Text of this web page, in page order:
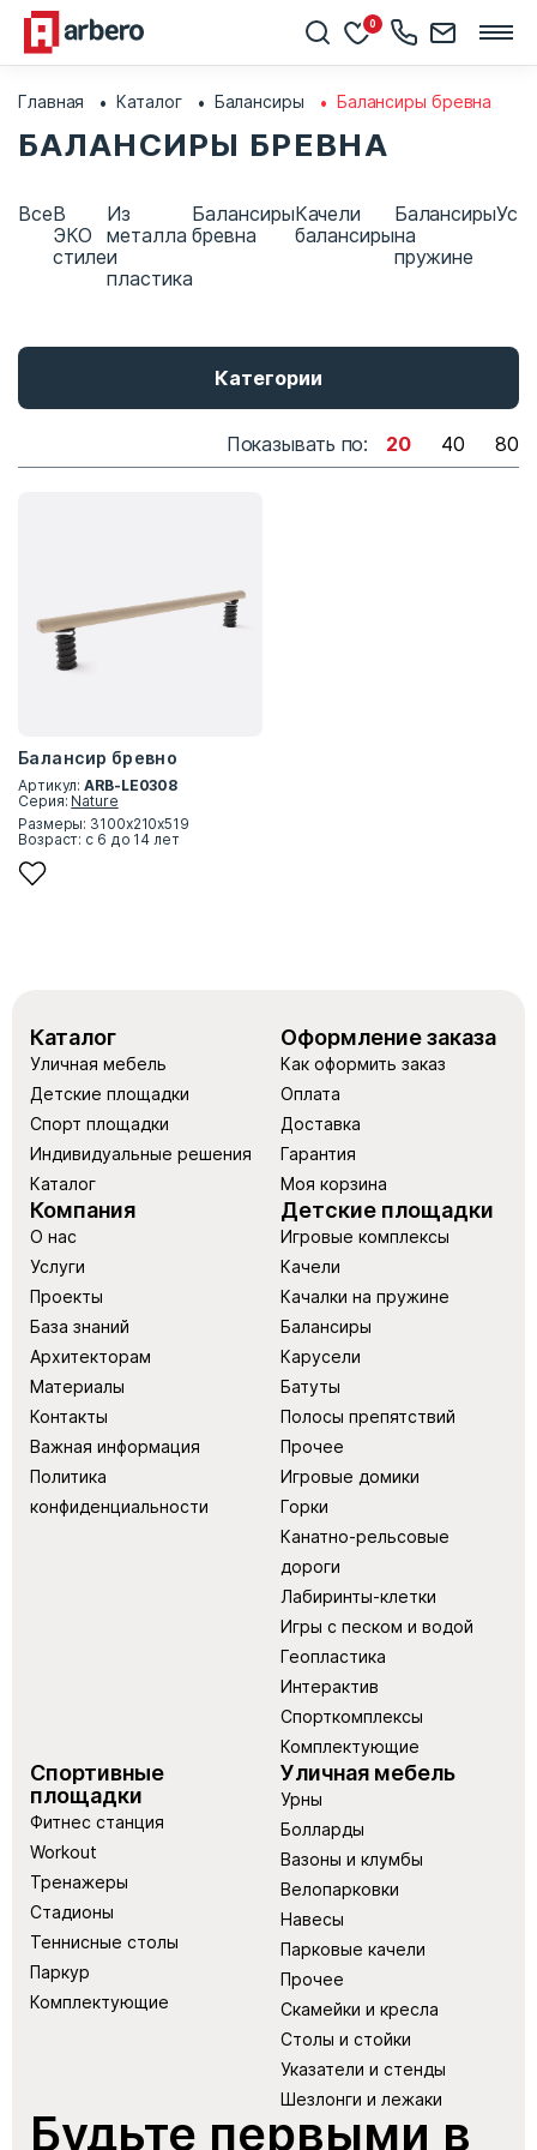
0
Главная Каталог Балансиры Балансиры бревна
БАЛАНСИРЫ БРЕВНА
ВсеВ
ЭКО
стиле
Из
металла
и
пластика
Балансиры
бревна
Качели
балансиры
Балансиры
на
пружине
Категории
Показывать по: 20 40 80
Балансир бревно
Артикул:ARB-LE0308
Серия: Nature
Размеры: 3100x210x519
Возраст: с 6 до 14 лет
Каталог
Уличная мебель
Детские площадки
Спорт площадки
Индивидуальные решения
Каталог
Оформление заказа
Как оформить заказ
Оплата
Доставка
Гарантия
Моя корзина
Компания
О нас
Услуги
Проекты
База знаний
Архитекторам
Материалы
Контакты
Важная информация
Политика
конфиденциальности
Детские площадки
Игровые комплексы
Качели
Качалки на пружине
Балансиры
Карусели
Батуты
Полосы препятствий
Прочее
Игровые домики
Горки
Канатно-рельсовые
дороги
Лабиринты-клетки
Игры с песком и водой
Геопластика
Интерактив
Спорткомплексы
Комплектующие
Спортивные
площадки
Фитнес станция
Workout
Тренажеры
Стадионы
Теннисные столы
Паркур
Комплектующие
Уличная мебель
Урны
Болларды
Вазоны и клумбы
Велопарковки
Навесы
Парковые качели
Прочее
Скамейки и кресла
Столы и стойки
Указатели и стенды
Шезлонги и лежаки
Будьте первыми в